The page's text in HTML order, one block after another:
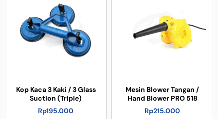
Kop Kaca 3 Kaki / 3 Glass
Suction (Triple)
Rp195.000
Mesin Blower Tangan /
Hand Blower PRO 518
Rp215.000